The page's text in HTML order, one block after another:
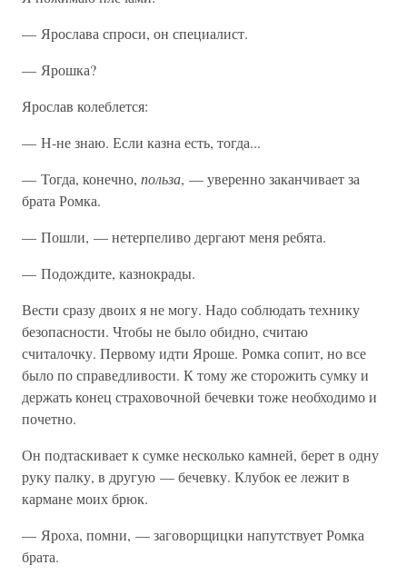
— Ярослава спроси, он специалист.
— Ярошка?
Ярослав колеблется:
— Н-не знаю. Если казна есть, тогда...
— Тогда, конечно, польза, — уверенно заканчивает за
брата Ромка.
— Пошли, — нетерпеливо дергают меня ребята.
— Подождите, казнокрады.
Вести сразу двоих я не могу. Надо соблюдать технику
безопасности. Чтобы не было обидно, считаю
считалочку. Первому идти Яроше. Ромка сопит, но все
было по справедливости. К тому же сторожить сумку и
держать конец страховочной бечевки тоже необходимо и
почетно.
Он подтаскивает к сумке несколько камней, берет в одну
руку палку, в другую — бечевку. Клубок ее лежит в
кармане моих брюк.
— Яроха, помни, — заговорщицки напутствует Ромка
брата.